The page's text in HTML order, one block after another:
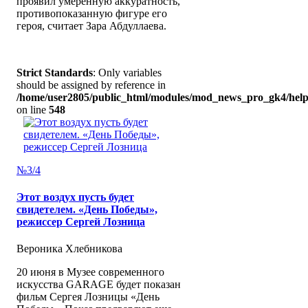
противопоказанную фигуре его
героя, считает Зара Абдуллаева.
Strict Standards: Only variables
should be assigned by reference in
/home/user2805/public_html/modules/mod_news_pro_gk4/
on line 548
№3/4
Этот воздух пусть будет
свидетелем. «День Победы»,
режиссер Сергей Лозница
Вероника Хлебникова
20 июня в Музее современного
искусства GARAGE будет показан
фильм Сергея Лозницы «День